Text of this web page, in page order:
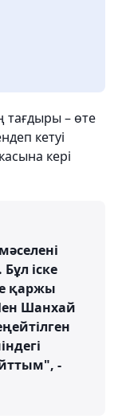
тағдыры – өте
кетуі
кері
іске
қаржы
Шанхай
-